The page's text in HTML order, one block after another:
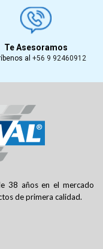
Te Asesoramos
al +56 9 92460912
38 años en el mercado
de primera calidad.